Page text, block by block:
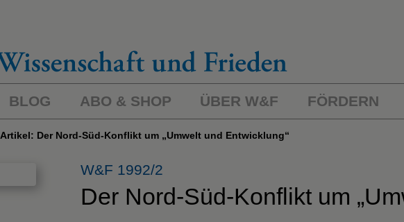
BLOG ABO & SHOP ÜBER W&F FÖRDERN
Artikel: Der Nord-Süd-Konflikt um „Umwelt und Entwicklung“
W&F 1992/2
Der Nord-Süd-Konflikt um